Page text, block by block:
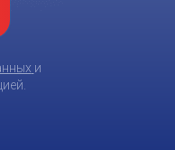
и